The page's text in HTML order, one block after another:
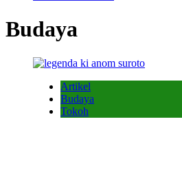
Budaya
Artikel
Budaya
Tokoh